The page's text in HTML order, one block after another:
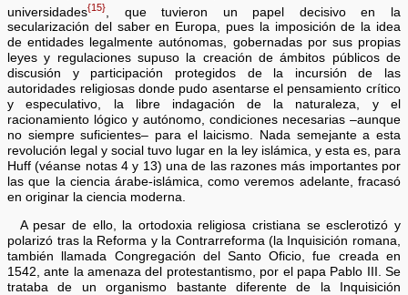
universidades{15}
, que tuvieron un papel decisivo en la
secularización del saber en Europa, pues la imposición de la idea
de entidades legalmente autónomas, gobernadas por sus propias
leyes y regulaciones supuso la creación de ámbitos públicos de
discusión y participación protegidos de la incursión de las
autoridades religiosas donde pudo asentarse el pensamiento crítico
y especulativo, la libre indagación de la naturaleza, y el
racionamiento lógico y autónomo, condiciones necesarias –aunque
no siempre suficientes– para el laicismo. Nada semejante a esta
revolución legal y social tuvo lugar en la ley islámica, y esta es, para
Huff (véanse notas 4 y 13) una de las razones más importantes por
las que la ciencia árabe-islámica, como veremos adelante, fracasó
en originar la ciencia moderna.
A pesar de ello, la ortodoxia religiosa cristiana se esclerotizó y
polarizó tras la Reforma y la Contrarreforma (la Inquisición romana,
también llamada Congregación del Santo Oficio, fue creada en
1542, ante la amenaza del protestantismo, por el papa Pablo III. Se
trataba de un organismo bastante diferente de la Inquisición